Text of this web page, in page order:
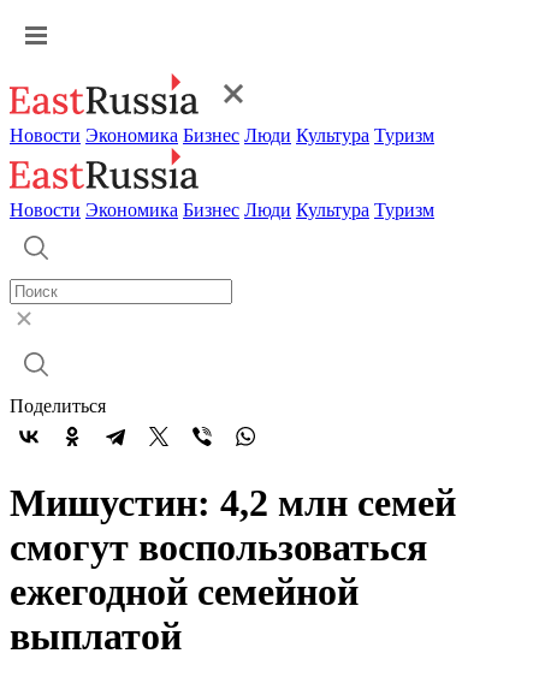
Новости Экономика Бизнес Люди Культура Туризм
Новости Экономика Бизнес Люди Культура Туризм
Поделиться
Мишустин: 4,2 млн семей
смогут воспользоваться
ежегодной семейной
выплатой